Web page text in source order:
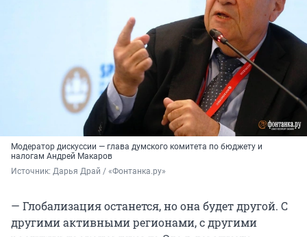
Модератор дискуссии — глава думского комитета по бюджету и
налогам Андрей Макаров
Источник: Дарья Драй / «Фонтанка.ру»
— Глобализация останется, но она будет другой. С
другими активными регионами, с другими